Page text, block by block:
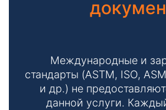
Международные и
стандарты (ASTM, ISO,
и др.) не
данной услуги.